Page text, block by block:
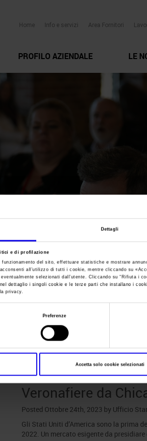
Dettagli
e di profilazione
del sito, effettuare statistiche e mostrare
all’utilizzo di tutti i cookie, mentre cliccando su «
selezionati dall’utente. Cliccando su “Rifiuta i
dettaglio i singoli cookie e le terze parti che installano i
privacy.
Preferenze
Accetta solo cookie selezionati
Home Info e servizi Area Fornitori
PROFILO AZIENDALE LE
progetto
Posts Tagged:
Veronafiere da
Posted Ottobre 24th, 2023 by Ufficio
Gli Stati Uniti d’America sono la prima
2022. Un mercato esigente da